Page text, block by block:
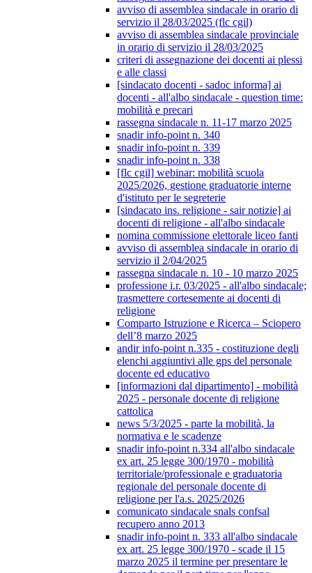
avviso di assemblea sindacale in orario di
servizio il 28/03/2025 (flc cgil)
avviso di assemblea sindacale provinciale
in orario di servizio il 28/03/2025
criteri di assegnazione dei docenti ai plessi
e alle classi
[sindacato docenti - sadoc informa] ai
docenti - all'albo sindacale - question time:
mobilità e precari
rassegna sindacale n. 11-17 marzo 2025
snadir info-point n. 340
snadir info-point n. 339
snadir info-point n. 338
[flc cgil] webinar: mobilità scuola
2025/2026, gestione graduatorie interne
d'istituto per le segreterie
[sindacato ins. religione - sair notizie] ai
docenti di religione - all'albo sindacale
nomina commissione elettorale liceo fanti
avviso di assemblea sindacale in orario di
servizio il 2/04/2025
rassegna sindacale n. 10 - 10 marzo 2025
professione i.r. 03/2025 - all'albo sindacale;
trasmettere cortesemente ai docenti di
religione
Comparto Istruzione e Ricerca – Sciopero
dell’8 marzo 2025
andir info-point n.335 - costituzione degli
elenchi aggiuntivi alle gps del personale
docente ed educativo
[informazioni dal dipartimento] - mobilità
2025 - personale docente di religione
cattolica
news 5/3/2025 - parte la mobilità, la
normativa e le scadenze
snadir info-point n.334 all'albo sindacale
ex art. 25 legge 300/1970 - mobilità
territoriale/professionale e graduatoria
regionale del personale docente di
religione per l'a.s. 2025/2026
comunicato sindacale snals confsal
recupero anno 2013
snadir info-point n. 333 all'albo sindacale
ex art. 25 legge 300/1970 - scade il 15
marzo 2025 il termine per presentare le